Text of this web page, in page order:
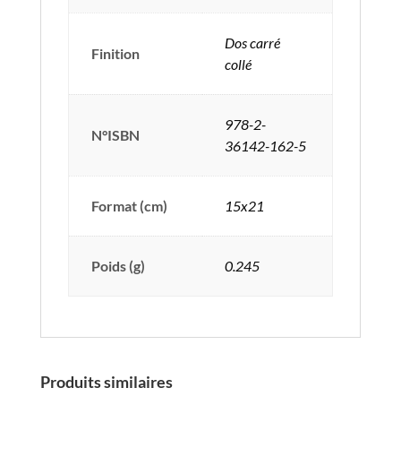
Finition
Dos carré
collé
N°ISBN
978-2-
36142-162-5
Format (cm) 15x21
Poids (g) 0.245
Produits similaires